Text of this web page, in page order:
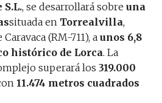
, se desarrollará sobre una
situada en Torrealvilla,
(RM-711), a unos 6,8
histórico de Lorca. La
superará los 319.000
11.474 metros cuadrados